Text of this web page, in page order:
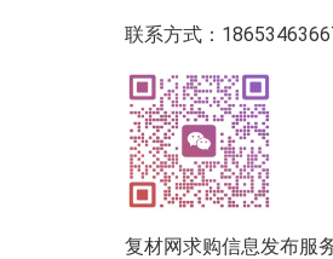
联系方式：
复材网求购信息发布服